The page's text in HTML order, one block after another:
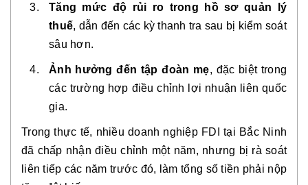
Tăng mức độ rủi ro trong hồ sơ quản lý
thuế, dẫn đến các kỳ thanh tra sau bị kiểm soát
sâu hơn.
Ảnh hưởng đến tập đoàn mẹ, đặc biệt trong
các trường hợp điều chỉnh lợi nhuận liên quốc
gia.
Trong thực tế, nhiều doanh nghiệp FDI tại Bắc Ninh
đã chấp nhận điều chỉnh một năm, nhưng bị rà soát
liên tiếp các năm trước đó, làm tổng số tiền phải nộp